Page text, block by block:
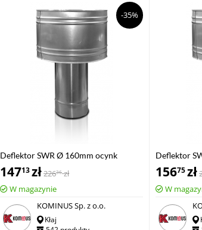
-35%
Deflektor SWR Ø 160mm ocynk
14713zł22636 zł
W magazynie
KOMINUS Sp. z o.o.
Kłaj
Deflektor
15675zł
W